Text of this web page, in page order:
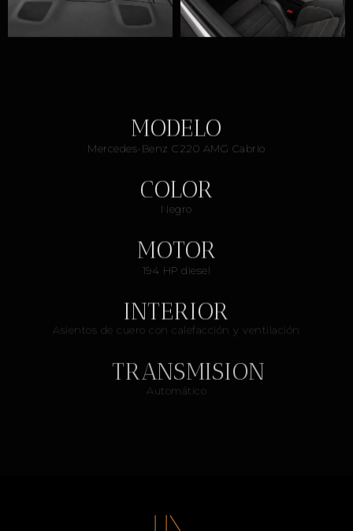
MODELO
Mercedes-Benz C220 AMG Cabrio
COLOR
Negro
MOTOR
194 HP diesel
INTERIOR
Asientos de cuero con calefacción y ventilación
TRANSMISION
Automático